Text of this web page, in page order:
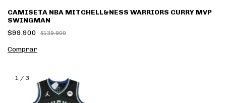
CAMISETA NBA MITCHELL&NESS WARRIORS CURRY MVP
SWINGMAN
$99.900
$139.900
Comprar
1 / 3